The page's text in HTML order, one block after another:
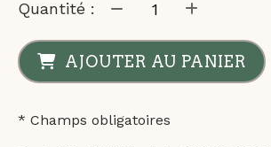
Quantité :
AJOUTER AU PANIER
* Champs obligatoires